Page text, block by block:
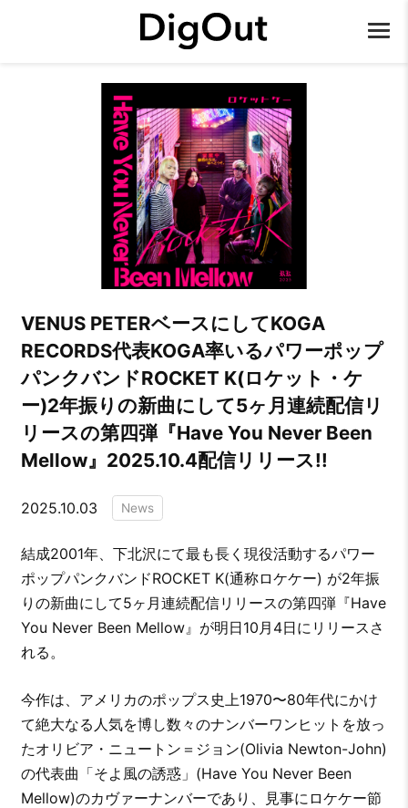
VENUS PETERベースにしてKOGA
RECORDS代表KOGA率いるパワーポップ
パンクバンドROCKET K(ロケット・ケ
ー)2年振りの新曲にして5ヶ月連続配信リ
リースの第四弾『Have You Never Been
Mellow』2025.10.4配信リリース!!
2025.10.03 News
結成2001年、下北沢にて最も長く現役活動するパワー
ポップパンクバンドROCKET K(通称ロケケー) が2年振
りの新曲にして5ヶ月連続配信リリースの第四弾『Have
You Never Been Mellow』が明日10月4日にリリースさ
れる。
今作は、アメリカのポップス史上1970〜80年代にかけ
て絶大なる人気を博し数々のナンバーワンヒットを放っ
たオリビア・ニュートン＝ジョン(Olivia Newton-John)
の代表曲「そよ風の誘惑」(Have You Never Been
Mellow)のカヴァーナンバーであり、見事にロケケー節